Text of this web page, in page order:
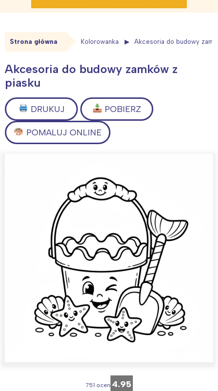
Strona główna Kolorowanka Akcesoria do budowy
Akcesoria do budowy zamków z
piasku
DRUKUJ POBIERZ
POMALUJ ONLINE
751 ocen 4.95